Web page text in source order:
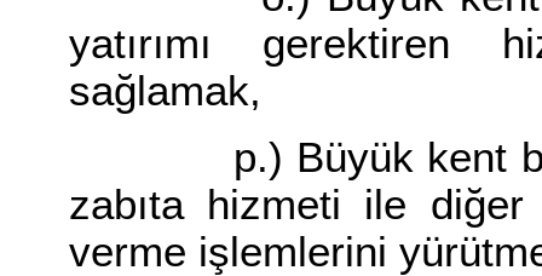
yatırımı gerektiren
sağlamak,
p.) Büyük kent
zabıta hizmeti ile
verme işlemlerini